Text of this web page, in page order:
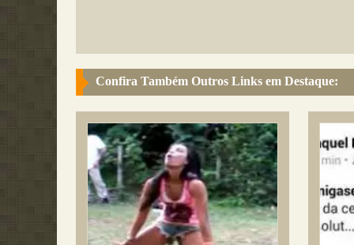
Confira Também Outros Links em Destaque: